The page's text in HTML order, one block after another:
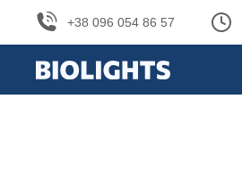
+38 096 054 86 57